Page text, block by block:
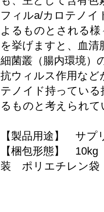
フィルa/カロテノイ
よるものとされる
を挙げますと、血清
細菌叢（腸内環境）
抗ウィルス作用など
テノイド持っている
るものと考えられて
【製品用途】 サプ
【梱包形態】
装 ポリエチレ